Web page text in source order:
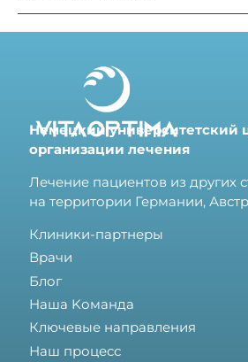
Немецкий университетский
организации лечения
Лечение пациентов из других
на территории Германии,
Клиники-партнеры
Врачи
Блог
Hаша Kоманда
Ключевые направления
Наш процесс